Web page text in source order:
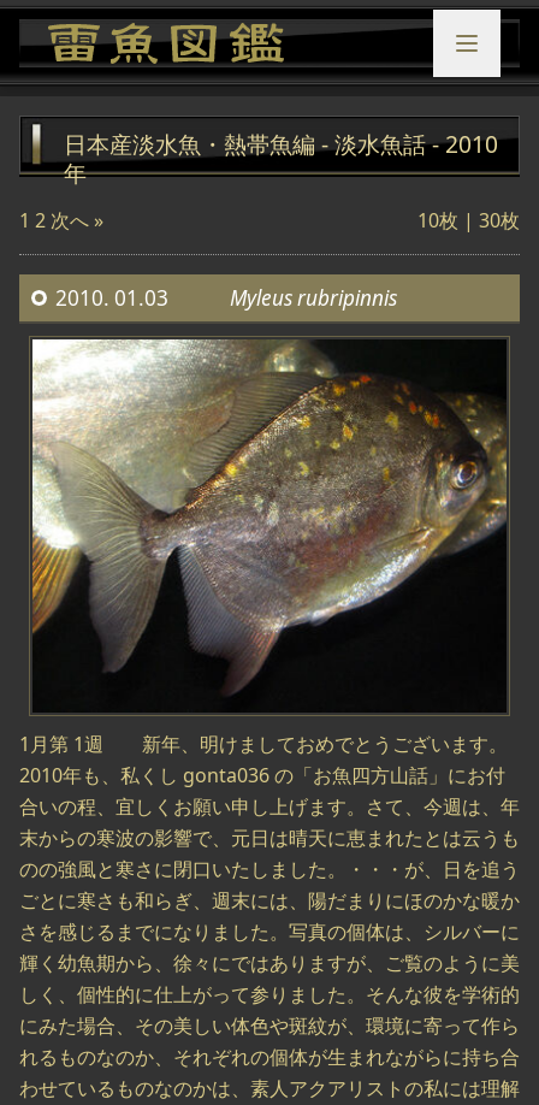
日本産淡水魚・熱帯魚編 - 淡水魚話 - 2010
年
1 2 次へ » 10枚 | 30枚
2010. 01.03 Myleus rubripinnis
1月第 1週 新年、明けましておめでとうございます。
2010年も、私くし gonta036 の「お魚四方山話」にお付
合いの程、宜しくお願い申し上げます。さて、今週は、年
末からの寒波の影響で、元日は晴天に恵まれたとは云うも
のの強風と寒さに閉口いたしました。・・・が、日を追う
ごとに寒さも和らぎ、週末には、陽だまりにほのかな暖か
さを感じるまでになりました。写真の個体は、シルバーに
輝く幼魚期から、徐々にではありますが、ご覧のように美
しく、個性的に仕上がって参りました。そんな彼を学術的
にみた場合、その美しい体色や斑紋が、環境に寄って作ら
れるものなのか、それぞれの個体が生まれながらに持ち合
わせているものなのかは、素人アクアリストの私には理解